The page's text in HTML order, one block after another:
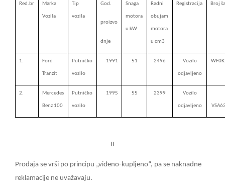
Red.br Marka
Vozila
Tip
vozila
God.
proizvo
dnje
Snaga
motora
u kW
Radni
obujam
motora
u cm3
Registracija Broj
1. Ford
Tranzit
Putničko
vozilo
1991 51 2496 Vozilo
odjavljeno
2. Mercedes
Benz 100
Putničko
vozilo
1995 55 2399 Vozilo
odjavljeno
II
Prodaja se vrši po principu „viđeno-kupljeno“, pa se naknadne
reklamacije ne uvažavaju.